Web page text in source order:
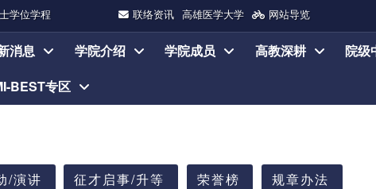
学位学程 联络资讯 高雄医学大学 网站导览
消息 学院介绍 学院成员 高教深耕 院级
BEST专区
/演讲 征才启事/升等 荣誉榜 规章办法